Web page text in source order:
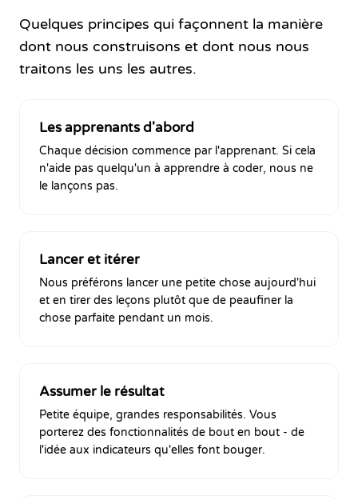
Quelques principes qui façonnent la manière
dont nous construisons et dont nous nous
traitons les uns les autres.
Les apprenants d'abord
Chaque décision commence par l'apprenant. Si cela
n'aide pas quelqu'un à apprendre à coder, nous ne
le lançons pas.
Lancer et itérer
Nous préférons lancer une petite chose aujourd'hui
et en tirer des leçons plutôt que de peaufiner la
chose parfaite pendant un mois.
Assumer le résultat
Petite équipe, grandes responsabilités. Vous
porterez des fonctionnalités de bout en bout - de
l'idée aux indicateurs qu'elles font bouger.